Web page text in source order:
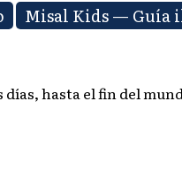
Misal Kids — Guía
hasta el fin del